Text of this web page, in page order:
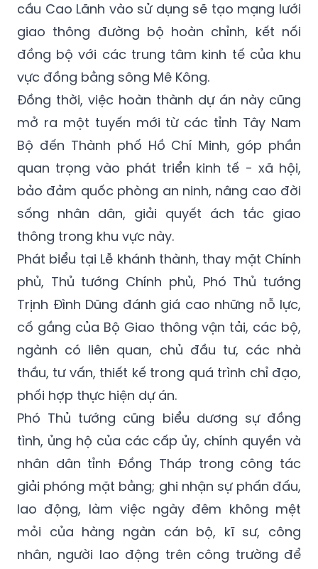
tuyến đường thuộc dự án kết nối khu vực
trung tâm đồng bằng Mê Kông, việc đưa
cầu Cao Lãnh vào sử dụng sẽ tạo mạng lưới
giao thông đường bộ hoàn chỉnh, kết nối
đồng bộ với các trung tâm kinh tế của khu
vực đồng bằng sông Mê Kông.
Đồng thời, việc hoàn thành dự án này cũng
mở ra một tuyến mới từ các tỉnh Tây Nam
Bộ đến Thành phố Hồ Chí Minh, góp phần
quan trọng vào phát triển kinh tế - xã hội,
bảo đảm quốc phòng an ninh, nâng cao đời
sống nhân dân, giải quyết ách tắc giao
thông trong khu vực này.
Phát biểu tại Lễ khánh thành, thay mặt Chính
phủ, Thủ tướng Chính phủ, Phó Thủ tướng
Trịnh Đình Dũng đánh giá cao những nỗ lực,
cố gắng của Bộ Giao thông vận tải, các bộ,
ngành có liên quan, chủ đầu tư, các nhà
thầu, tư vấn, thiết kế trong quá trình chỉ đạo,
phối hợp thực hiện dự án.
Phó Thủ tướng cũng biểu dương sự đồng
tình, ủng hộ của các cấp ủy, chính quyền và
nhân dân tỉnh Đồng Tháp trong công tác
giải phóng mặt bằng; ghi nhận sự phấn đấu,
lao động, làm việc ngày đêm không mệt